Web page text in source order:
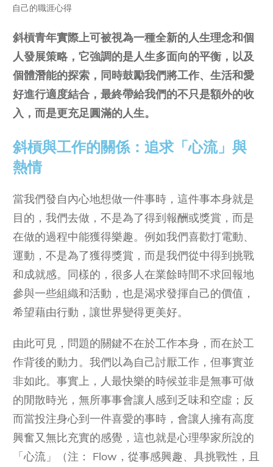
自己的職涯心得
斜槓青年實際上可被視為一種全新的人生理念和個
人發展策略，它強調的是人生多面向的平衡，以及
個體潛能的探索，同時鼓勵我們將工作、生活和愛
好進行適度結合，最終帶給我們的不只是額外的收
入，而是更充足圓滿的人生。
斜槓與工作的關係：追求「心流」與
熱情
當我們發自內心地想做一件事時，這件事本身就是
目的，我們去做，不是為了得到報酬或獎賞，而是
在做的過程中能獲得樂趣。例如我們喜歡打電動、
運動，不是為了獲得獎賞，而是我們從中得到挑戰
和成就感。同樣的，很多人在業餘時間不求回報地
參與一些組織和活動，也是渴求發揮自己的價值，
希望藉由行動，讓世界變得更美好。
由此可見，問題的關鍵不在於工作本身，而在於工
作背後的動力。我們以為自己討厭工作，但事實並
非如此。事實上，人最快樂的時候並非是無事可做
的閒散時光，無所事事會讓人感到乏味和空虛；反
而當投注身心到一件喜愛的事時，會讓人擁有高度
興奮又無比充實的感覺，這也就是心理學家所說的
「心流」（注： Flow，從事感興趣、具挑戰性，且